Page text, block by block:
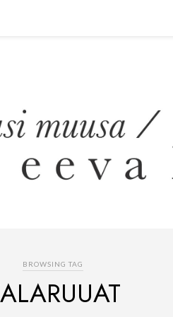
BROWSING TAG